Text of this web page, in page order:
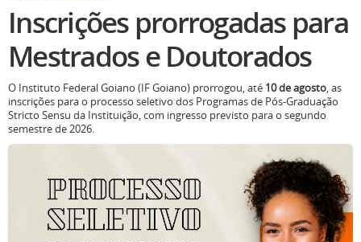
Inscrições prorrogadas para
Mestrados e Doutorados
O Instituto Federal Goiano (IF Goiano) prorrogou, até 10 de agosto, as
inscrições para o processo seletivo dos Programas de Pós-Graduação
Stricto Sensu da Instituição, com ingresso previsto para o segundo
semestre de 2026.